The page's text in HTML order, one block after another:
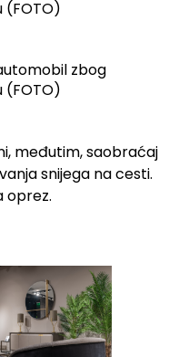
međutim, saobraćaj
snijega na cesti.
oprez.